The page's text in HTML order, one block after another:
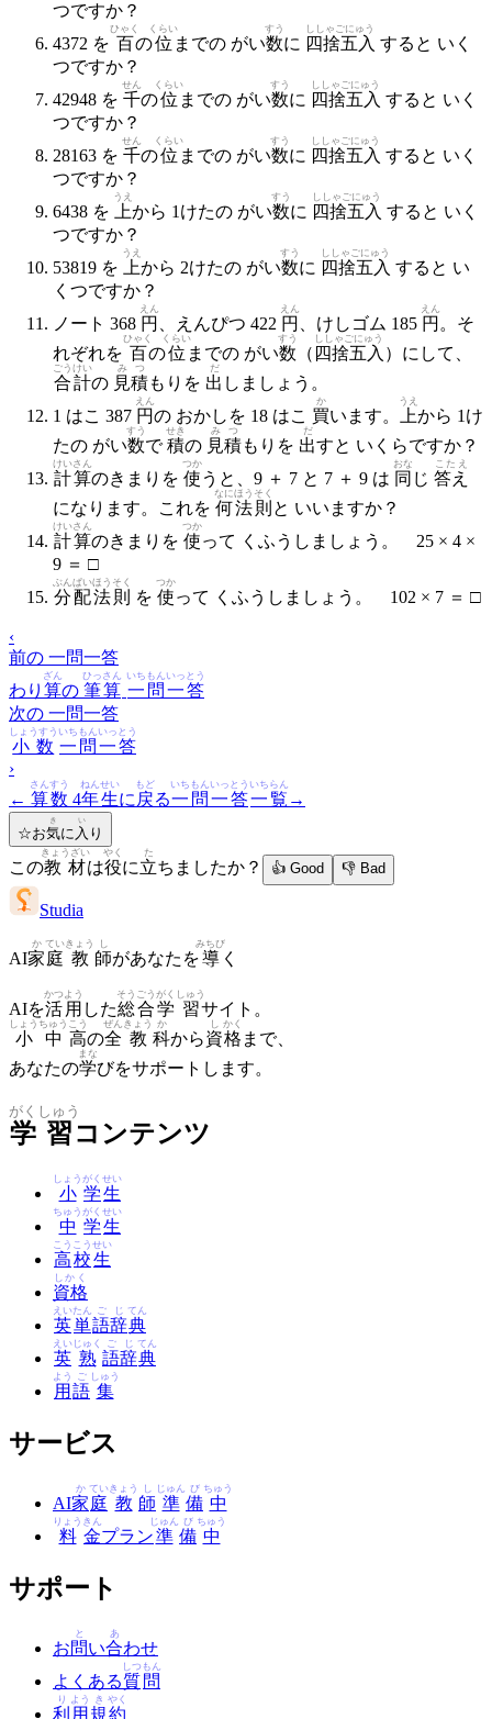
つですか？
4372 を 百
ひゃく
の位
くらい
までの がい数
すう
に 四捨五入
ししゃごにゅう
すると いく
つですか？
42948 を 千
せん
の位
くらい
までの がい数
すう
に 四捨五入
ししゃごにゅう
すると いく
つですか？
28163 を 千
せん
の位
くらい
までの がい数
すう
に 四捨五入
ししゃごにゅう
すると いく
つですか？
6438 を
上
うえ
から 1けたの がい数
すう
に 四捨五入
ししゃごにゅう
すると いく
つですか？
53819 を
上
うえ
から 2けたの がい数
すう
に 四捨五入
ししゃごにゅう
すると い
くつですか？
ノート 368 円
えん
、えんぴつ 422 円
えん
、けしゴム 185 円
えん
。そ
れぞれを 百
ひゃく
の位
くらい
までの がい数
すう
（ 四捨五入
ししゃごにゅう
）にして、
合計
ごうけい
の 見積
みつ
もりを 出
だ
しましょう。
1 はこ 387 円
えん
の おかしを 18 はこ 買
か
います。 上
うえ
から 1け
たの がい数
すう
で積
せき
の 見積
みつ
もりを 出
だ
すと いくらですか？
計算
けいさん
のきまりを 使
つか
うと、9 ＋ 7 と 7 ＋ 9 は 同
おな
じ 答え
こたえ
になります。これを 何
なに
法則
ほうそく
と いいますか？
計算
けいさん
のきまりを 使
つか
って くふうしましょう。 25 × 4 ×
9 ＝ □
分配
ぶんぱい
法則
ほうそく
を 使
つか
って くふうしましょう。 102 × 7 ＝ □
‹
前の 一問一答
わり 算
ざん
の 筆算
ひっさん
一問一答
いちもんいっとう
次の 一問一答
小数
しょうすう
一問一答
いちもんいっとう
›
← 算数
さんすう
4年生
ねんせい
に 戻
もど
る一問一答
いちもんいっとう
一覧
いちらん
→
☆お気
き
に 入
い
り
この教材
きょうざい
は役
やく
に立
た
ちましたか？ 👍 Good 👎 Bad
Studia
AI家
か
庭
てい
教
きょう
師
し
があなたを導
みちび
く
AIを活
かつ
用
よう
した総
そう
合
ごう
学
がく
習
しゅう
サイト。
小
しょう
中
ちゅう
高
こう
の全
ぜん
教
きょう
科
か
から資
し
格
かく
まで、
あなたの学
まな
びをサポートします。
学
がく
習
しゅう
コンテンツ
小
しょう
学
がく
生
せい
中
ちゅう
学
がく
生
せい
高
こう
校
こう
生
せい
資格
しかく
英
えい
単
たん
語
ご
辞
じ
典
てん
英
えい
熟
じゅく
語
ご
辞
じ
典
てん
用
よう
語
ご
集
しゅう
サービス
AI家
か
庭
てい
教
きょう
師
し
準
じゅん
備
び
中
ちゅう
料
りょう
金
きん
プラン準
じゅん
備
び
中
ちゅう
サポート
お問
と
い合
あ
わせ
よくある質
しつ
問
もん
利
り
用
よう
規
き
約
やく